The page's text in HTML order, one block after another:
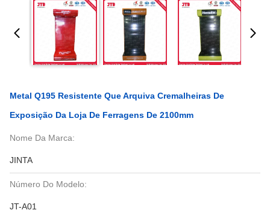
Metal Q195 Resistente Que Arquiva Cremalheiras De
Exposição Da Loja De Ferragens De 2100mm
Nome Da Marca:
JINTA
Número Do Modelo:
JT-A01